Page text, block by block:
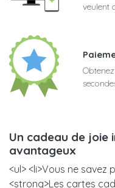
veulent
Un cadeau de joie
avantageux
<ul> <li>Vous ne
<strong>Les cartes